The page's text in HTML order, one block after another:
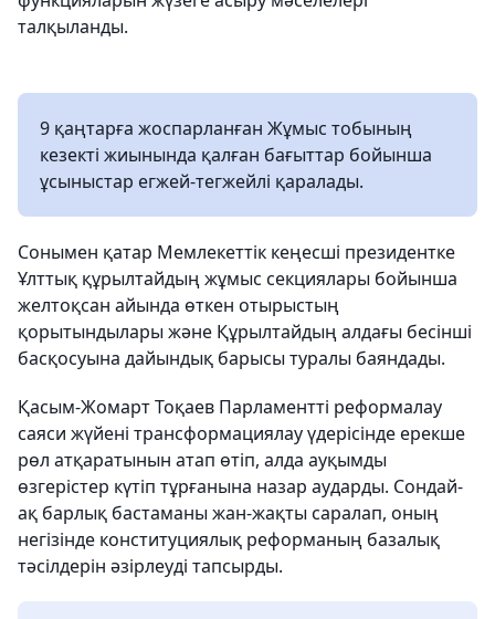
талқыланды.
9 қаңтарға жоспарланған Жұмыс тобының
кезекті жиынында қалған бағыттар бойынша
ұсыныстар егжей-тегжейлі қаралады.
Сонымен қатар Мемлекеттік кеңесші президентке
Ұлттық құрылтайдың жұмыс секциялары бойынша
желтоқсан айында өткен отырыстың
қорытындылары және Құрылтайдың алдағы бесінші
басқосуына дайындық барысы туралы баяндады.
Қасым-Жомарт Тоқаев Парламентті реформалау
саяси жүйені трансформациялау үдерісінде ерекше
рөл атқаратынын атап өтіп, алда ауқымды
өзгерістер күтіп тұрғанына назар аударды. Сондай-
ақ барлық бастаманы жан-жақты саралап, оның
негізінде конституциялық реформаның базалық
тәсілдерін әзірлеуді тапсырды.